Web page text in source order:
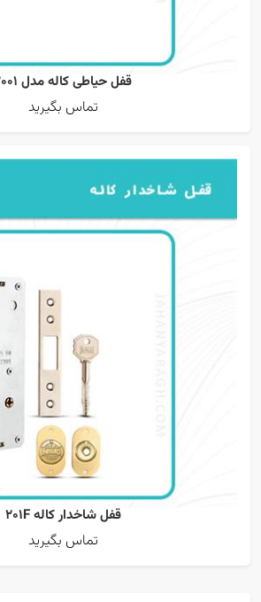
قفل حیاطی کاله مدل 2001
تماس بگیرید
قفل شاخدار کاله 201F
تماس بگیرید